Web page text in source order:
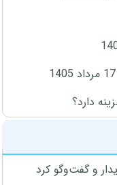
دارد؟
و گفت‌وگو کرد